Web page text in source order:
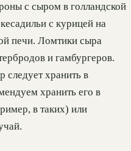
с сыром в голландской
с курицей на
печи. Ломтики сыра
и гамбургеров.
хранить в
хранить его в
в таких) или